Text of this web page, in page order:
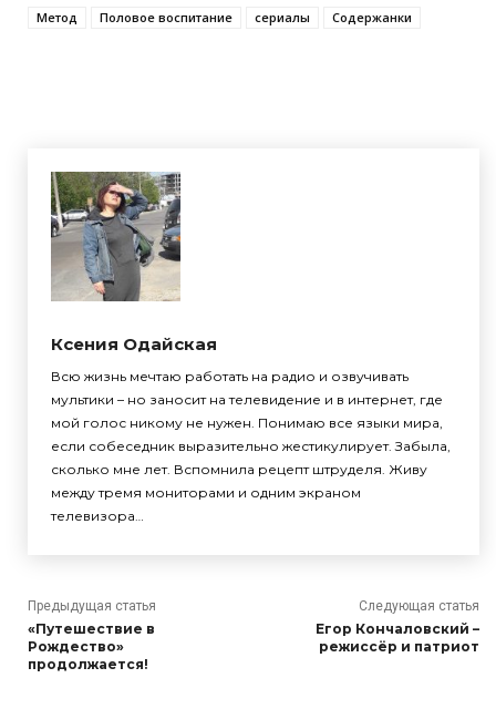
Метод
Половое воспитание сериалы Содержанки
Ксения Одайская
Всю жизнь мечтаю работать на радио и озвучивать
мультики – но заносит на телевидение и в интернет, где
мой голос никому не нужен. Понимаю все языки мира,
если собеседник выразительно жестикулирует. Забыла,
сколько мне лет. Вспомнила рецепт штруделя. Живу
между тремя мониторами и одним экраном
телевизора…
Предыдущая статья
«Путешествие в
Рождество»
продолжается!
Следующая статья
Егор Кончаловский –
режиссёр и патриот